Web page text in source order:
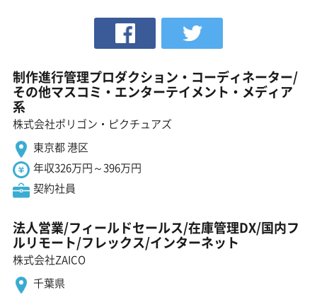
制作進行管理プロダクション・コーディネーター/
その他マスコミ・エンターテイメント・メディア
系
株式会社ポリゴン・ピクチュアズ
東京都 港区
年収326万円～396万円
契約社員
法人営業/フィールドセールス/在庫管理DX/国内フ
ルリモート/フレックス/インターネット
株式会社ZAICO
千葉県